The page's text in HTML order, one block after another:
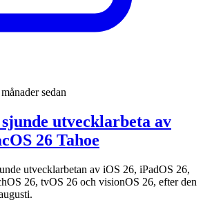
sedan
utvecklarbeta av
26 Tahoe
utvecklarbetan av iOS 26, iPadOS 26,
26, tvOS 26 och visionOS 26, efter den